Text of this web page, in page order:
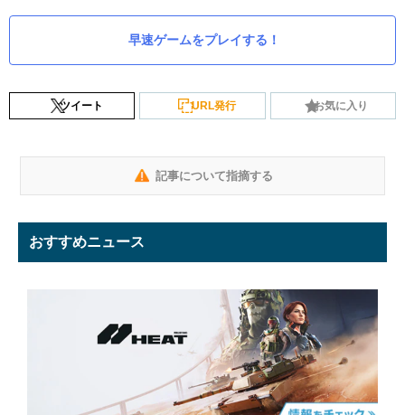
早速ゲームをプレイする！
ツイート URL発行 お気に入り
記事について指摘する
おすすめニュース